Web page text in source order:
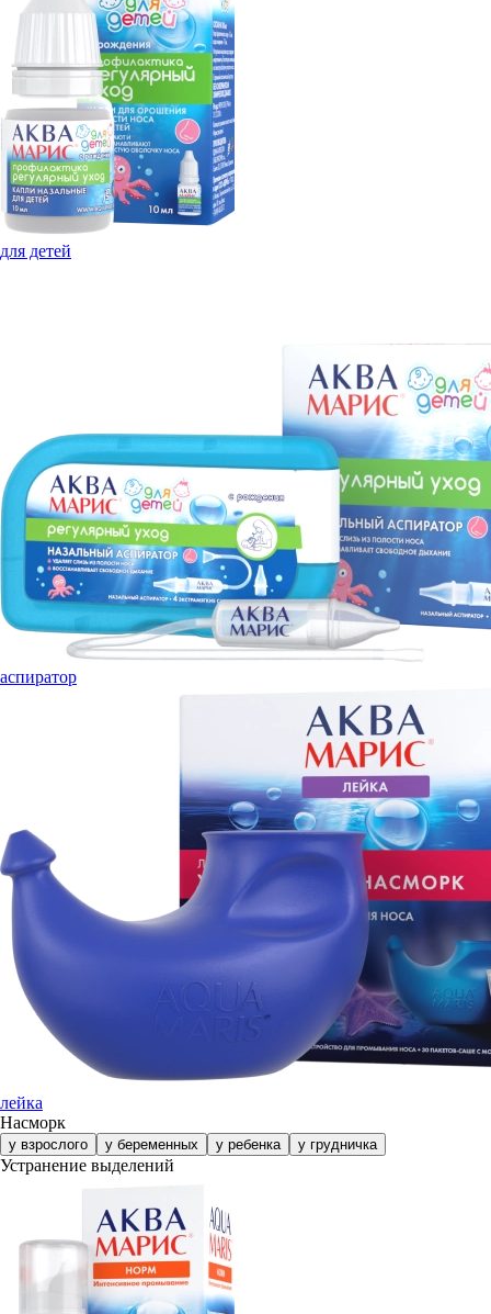
для детей
аспиратор
лейка
Насморк
у взрослого у беременных у ребенка у грудничка
Устранение выделений